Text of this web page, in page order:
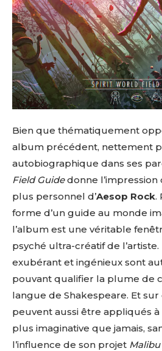
Bien que thématiquement
album précédent, nettement
autobiographique dans ses
Field Guidedonne l’impression
plus personnel d’Aesop Rock.
forme d’un guide au monde
l’album est une véritable
psyché ultra-créatif de
exubérant et ingénieux sont
pouvant qualifier la plume de
langue de Shakespeare. Et
peuvent aussi être appliqués
plus imaginative que jamais,
l’influence de son projet